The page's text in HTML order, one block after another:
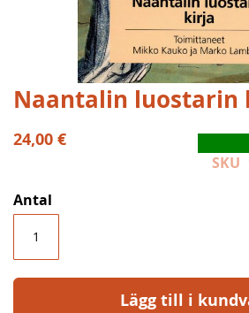
Hoppa
till
början
av
Naantalin luostarin
24,00 €
SKU
Antal
Lägg till i